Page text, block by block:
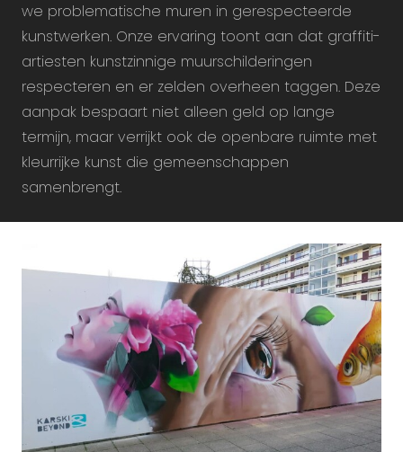
we problematische muren in gerespecteerde
kunstwerken. Onze ervaring toont aan dat graffiti-
artiesten kunstzinnige muurschilderingen
respecteren en er zelden overheen taggen. Deze
aanpak bespaart niet alleen geld op lange
termijn, maar verrijkt ook de openbare ruimte met
kleurrijke kunst die gemeenschappen
samenbrengt.